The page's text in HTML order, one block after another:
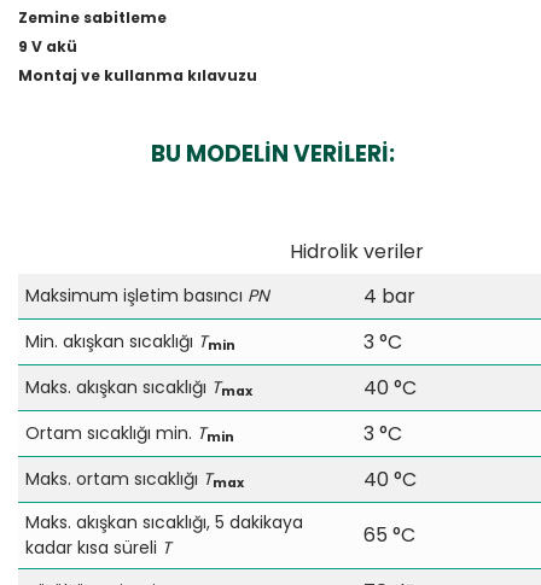
Zemine sabitleme
9 V akü
Montaj ve kullanma kılavuzu
BU MODELİN VERİLERİ:
Hidrolik veriler
Maksimum işletim basıncı PN 4 bar
Min. akışkan sıcaklığı Tmin 3 °C
Maks. akışkan sıcaklığı Tmax 40 °C
Ortam sıcaklığı min. Tmin 3 °C
Maks. ortam sıcaklığı Tmax 40 °C
Maks. akışkan sıcaklığı, 5 dakikaya
kadar kısa süreli T 65 °C